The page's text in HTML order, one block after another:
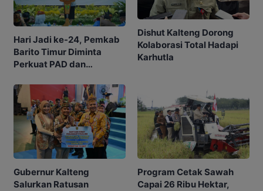
Hari Jadi ke-24, Pemkab
Barito Timur Diminta
Perkuat PAD dan
Dishut Kalteng Dorong
Kolaborasi Total Hadapi
Karhutla
Gubernur Kalteng
Salurkan Ratusan
Program Cetak Sawah
Capai 26 Ribu Hektar,